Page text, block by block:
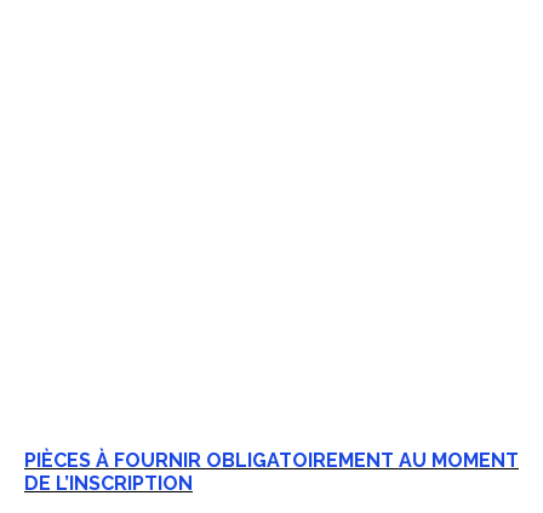
PIÈCES À FOURNIR OBLIGATOIREMENT AU MOMENT
DE L’INSCRIPTION